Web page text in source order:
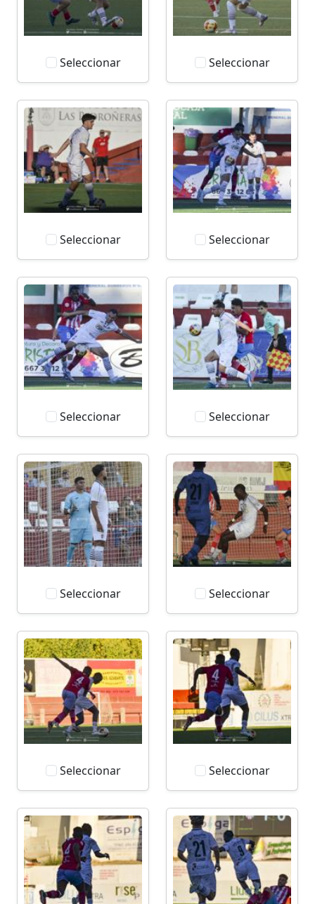
Seleccionar Seleccionar
Seleccionar Seleccionar
Seleccionar Seleccionar
Seleccionar Seleccionar
Seleccionar Seleccionar